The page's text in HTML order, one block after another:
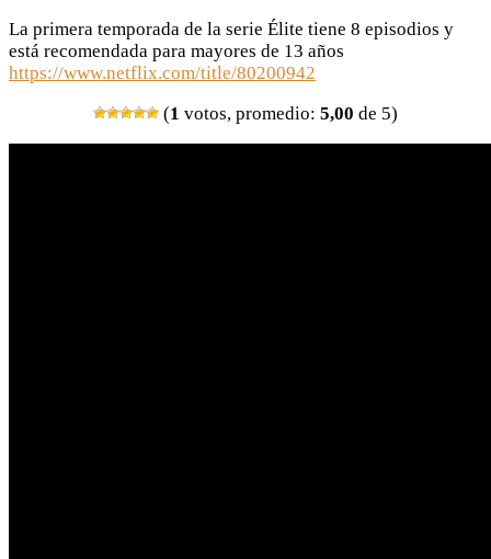
La primera temporada de la serie Élite tiene 8 episodios y
está recomendada para mayores de 13 años
https://www.netflix.com/title/80200942
(1 votos, promedio: 5,00 de 5)